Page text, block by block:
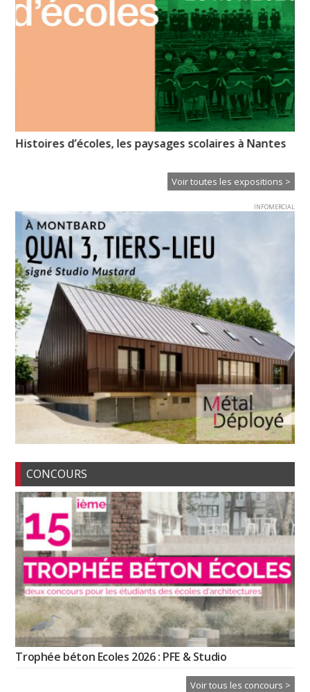
Histoires d’écoles, les paysages scolaires à Nantes
Voir toutes les expositions >
INFOMERCIAL
CONCOURS
Trophée béton Ecoles 2026 : PFE & Studio
Voir tous les concours >